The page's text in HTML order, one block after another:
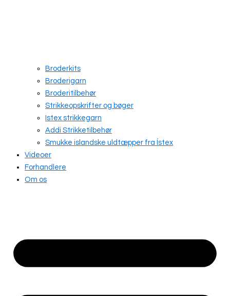
Broderkits
Broderigarn
Broderitilbehør
Strikkeopskrifter og bøger
Istex strikkegarn
Addi Strikketilbehør
Smukke islandske uldtæpper fra Ístex
Videoer
Forhandlere
Om os